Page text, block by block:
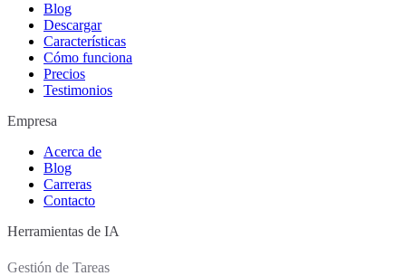
Blog
Descargar
Características
Cómo funciona
Precios
Testimonios
Empresa
Acerca de
Blog
Carreras
Contacto
Herramientas de IA
Gestión de Tareas